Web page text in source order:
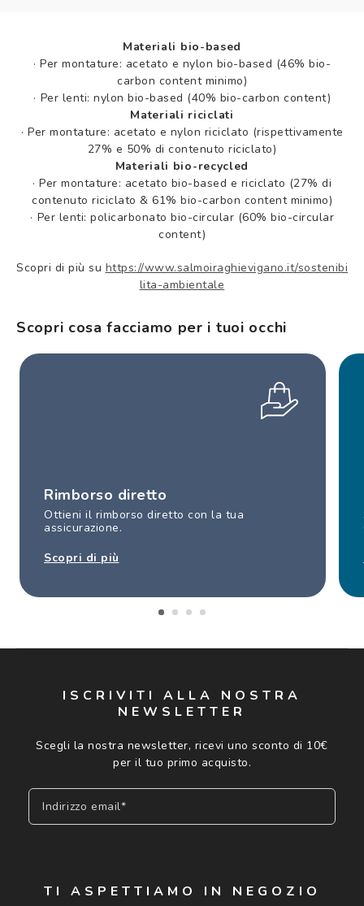
Materiali bio-based
· Per montature: acetato e nylon bio-based (46% bio-
carbon content minimo)
· Per lenti: nylon bio-based (40% bio-carbon content)
Materiali riciclati
· Per montature: acetato e nylon riciclato (rispettivamente
27% e 50% di contenuto riciclato)
Materiali bio-recycled
· Per montature: acetato bio-based e riciclato (27% di
contenuto riciclato & 61% bio-carbon content minimo)
· Per lenti: policarbonato bio-circular (60% bio-circular
content)
Scopri di più su https://www.salmoiraghievigano.it/sostenibi
lita-ambientale
Scopri cosa facciamo per i tuoi occhi
Rimborso diretto
Ottieni il rimborso diretto con la tua
assicurazione.
Scopri di più
ISCRIVITI ALLA NOSTRA
NEWSLETTER
Scegli la nostra newsletter, ricevi uno sconto di 10€
per il tuo primo acquisto.
Indirizzo email*
TI ASPETTIAMO IN NEGOZIO